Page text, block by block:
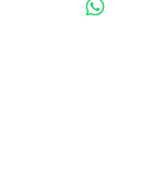
ce voyage